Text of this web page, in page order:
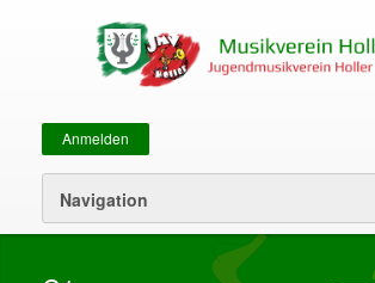
Sekundärmenü
Anmelden